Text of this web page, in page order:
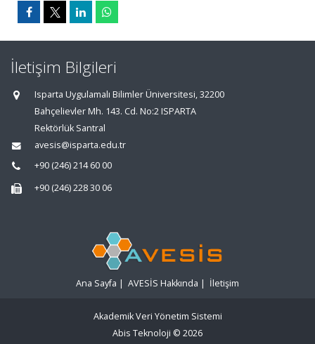
İletişim Bilgileri
Isparta Uygulamalı Bilimler Üniversitesi, 32200
Bahçelievler Mh. 143. Cd. No:2 ISPARTA
Rektörlük Santral
avesis@isparta.edu.tr
+90 (246) 214 60 00
+90 (246) 228 30 06
Ana Sayfa | AVESİS Hakkında | İletişim
Akademik Veri Yönetim Sistemi
Abis Teknoloji © 2026